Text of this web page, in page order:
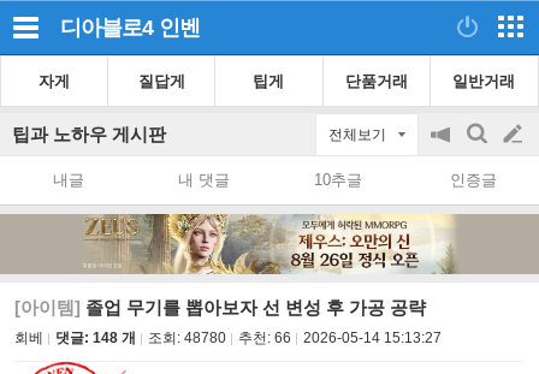
디아블로4 인벤
자게 질답게 팁게 단품거래 일반거래
팁과 노하우 게시판 전체보기
공
on/off
검
색
글
쓰
내글 내 댓글 10추글 인증글
[아이템] 졸업 무기를 뽑아보자 선 변성 후 가공 공략
회베 댓글: 148 개 조회: 48780 추천: 66 2026-05-14 15:13:27